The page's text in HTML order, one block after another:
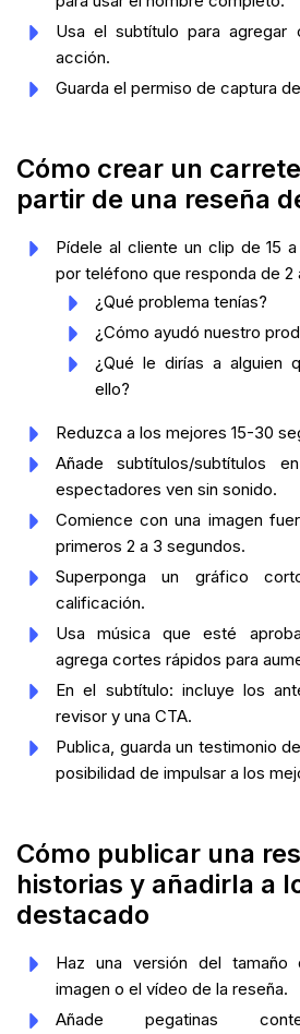
Usa el subtítulo para
acción.
Guarda el permiso de captura
Cómo crear un
partir de una reseña
Pídele al cliente un clip de 15
por teléfono que responda de 2
¿Qué problema tenías?
¿Cómo ayudó nuestro
¿Qué le dirías a alguien
ello?
Reduzca a los mejores 15-30
Añade subtítulos/subtítulos
espectadores ven sin sonido.
Comience con una imagen
primeros 2 a 3 segundos.
Superponga un gráfico
calificación.
Usa música que esté
agrega cortes rápidos para
En el subtítulo: incluye los
revisor y una CTA.
Publica, guarda un testimonio
posibilidad de impulsar a los
Cómo publicar una
historias y añadirla a
destacado
Haz una versión del
imagen o el vídeo de la reseña.
Añade pegatinas